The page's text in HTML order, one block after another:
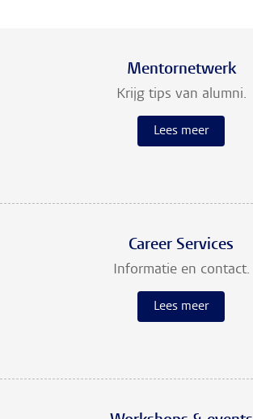
Mentornetwerk
Krijg tips van alumni.
Lees meer
Career Services
Informatie en contact.
Lees meer